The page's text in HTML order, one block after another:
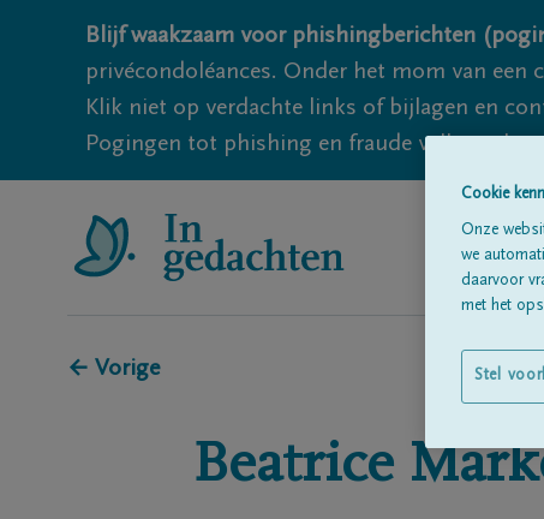
Blijf waakzaam voor phishingberichten
privécondoléances. Onder het mom van een
Klik niet op verdachte links of bijlagen en
Pogingen tot phishing en fraude vallen
← Vorige
Beatrice
Cookie
Onze
we
daarvoor
met het
Stel